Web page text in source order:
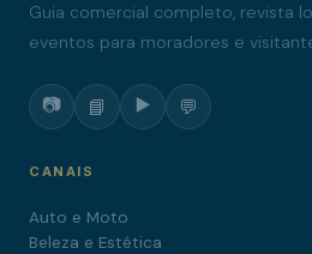
Guia comercial completo, revista
eventos para moradores e
📷 📘 ▶️ 💬
CANAIS
Auto e Moto
Beleza e Estética